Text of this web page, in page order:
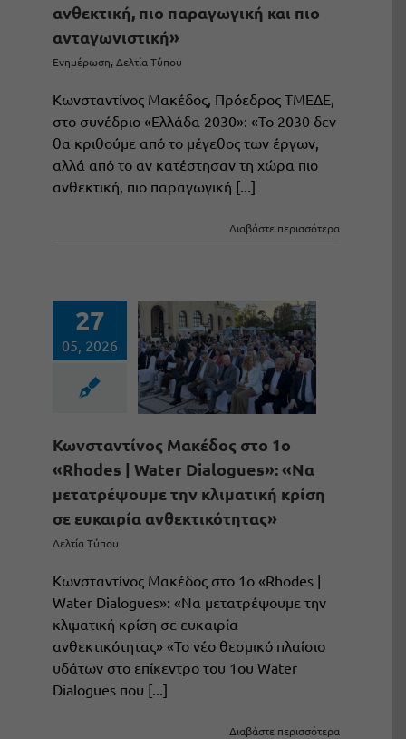
ανθεκτική, πιο παραγωγική και πιο
ανταγωνιστική»
Ενημέρωση, Δελτία Τύπου
Κωνσταντίνος Μακέδος, Πρόεδρος ΤΜΕΔΕ,
στο συνέδριο «Ελλάδα 2030»: «Το 2030 δεν
θα κριθούμε από το μέγεθος των έργων,
αλλά από το αν κατέστησαν τη χώρα πιο
ανθεκτική, πιο παραγωγική [...]
Διαβάστε περισσότερα
27
05, 2026
Κωνσταντίνος Μακέδος στο 1ο
«Rhodes | Water Dialogues»: «Να
μετατρέψουμε την κλιματική κρίση
σε ευκαιρία ανθεκτικότητας»
Δελτία Τύπου
Κωνσταντίνος Μακέδος στο 1ο «Rhodes |
Water Dialogues»: «Να μετατρέψουμε την
κλιματική κρίση σε ευκαιρία
ανθεκτικότητας» «Το νέο θεσμικό πλαίσιο
υδάτων στο επίκεντρο του 1ου Water
Dialogues που [...]
Διαβάστε περισσότερα